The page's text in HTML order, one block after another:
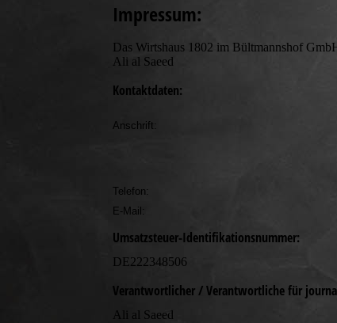
Impressum:
Das Wirtshaus 1802 im Bültmannshof
Ali al Saeed
Kontaktdaten:
Anschrift:
Telefon:
E-Mail:
Umsatzsteuer-Identifikationsnummer:
DE222348506
Verantwortlicher / Verantwortliche für
Ali al Saeed